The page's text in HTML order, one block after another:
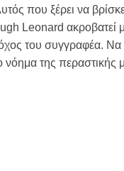
που ξέρει να
Leonard ακροβατεί
του συγγραφέα.
νόημα της